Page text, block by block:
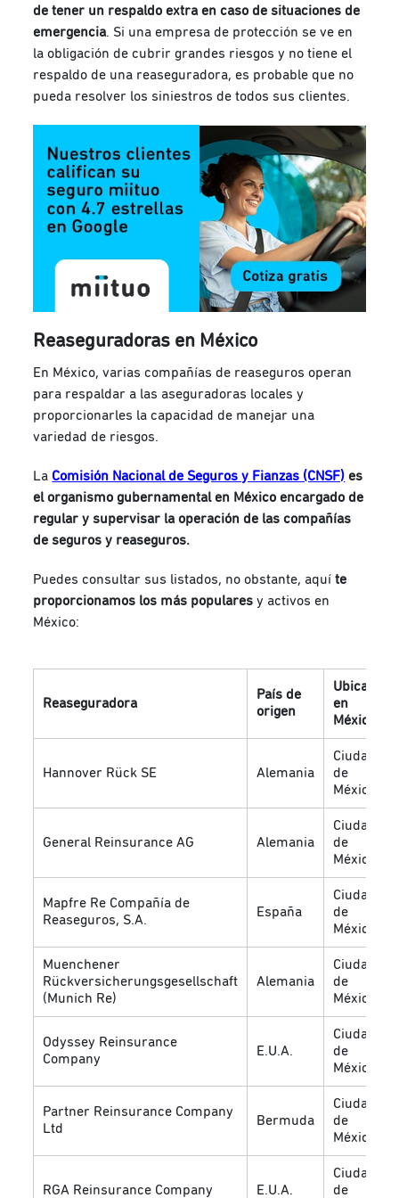
de tener un respaldo extra en caso de situaciones de
emergencia. Si una empresa de protección se ve en
la obligación de cubrir grandes riesgos y no tiene el
respaldo de una reaseguradora, es probable que no
pueda resolver los siniestros de todos sus clientes.
Reaseguradoras en México
En México, varias compañías de reaseguros operan
para respaldar a las aseguradoras locales y
proporcionarles la capacidad de manejar una
variedad de riesgos.
La Comisión Nacional de Seguros y Fianzas (CNSF) es
el organismo gubernamental en México encargado de
regular y supervisar la operación de las compañías
de seguros y reaseguros.
Puedes consultar sus listados, no obstante, aquíte
proporcionamos los más populares y activos en
México:
Reaseguradora
País de
origen
Ubicación
en
México
Hannover Rück SE Alemania
Ciudad
de
México
General Reinsurance AG Alemania
Ciudad
de
México
Mapfre Re Compañía de
Reaseguros, S.A.
España
Ciudad
de
México
Muenchener
Rückversicherungsgesellschaft
(Munich Re)
Alemania
Ciudad
de
México
Odyssey Reinsurance
Company
E.U.A.
Ciudad
de
México
Partner Reinsurance Company
Ltd
Bermuda
Ciudad
de
México
RGA Reinsurance Company E.U.A.
Ciudad
de